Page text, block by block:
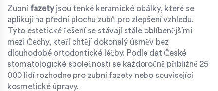
Zubní fazetyjsou tenké keramické obálky, které se
aplikují na přední plochu zubů pro zlepšení vzhledu.
Tyto estetické řešení se stávají stále oblíbenějšími
mezi Čechy, kteří chtějí dokonalý úsměv bez
dlouhodobé ortodontické léčby. Podle dat České
stomatologické společnosti se každoročně přibližně 25
000 lidí rozhodne pro zubní fazety nebo související
kosmetické úpravy.